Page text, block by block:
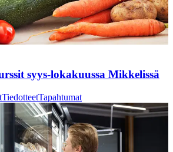
syys-lokakuussa Mikkelissä
TiedotteetTapahtumat